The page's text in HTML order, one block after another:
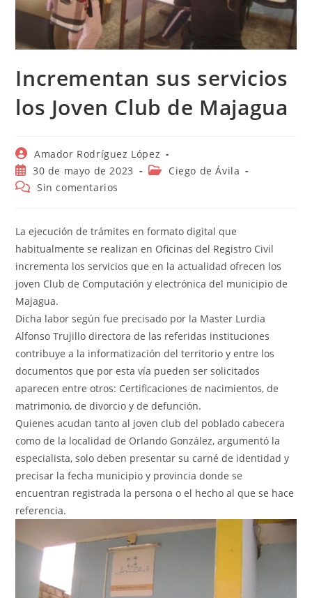
Incrementan sus servicios
los Joven Club de Majagua
Autor
de
la
entrada:
Amador Rodríguez López
Publicación
de
30 de mayo de 2023
Categoría
Ciego de Ávila
Comentarios
entrada:
Sin comentarios
La ejecución de trámites en formato digital que
habitualmente se realizan en Oficinas del Registro Civil
incrementa los servicios que en la actualidad ofrecen los
joven Club de Computación y electrónica del municipio de
Majagua.
Dicha labor según fue precisado por la Master Lurdia
Alfonso Trujillo directora de las referidas instituciones
contribuye a la informatización del territorio y entre los
documentos que por esta vía pueden ser solicitados
aparecen entre otros: Certificaciones de nacimientos, de
matrimonio, de divorcio y de defunción.
Quienes acudan tanto al joven club del poblado cabecera
como de la localidad de Orlando González, argumentó la
especialista, solo deben presentar su carné de identidad y
precisar la fecha municipio y provincia donde se
encuentran registrada la persona o el hecho al que se hace
referencia.